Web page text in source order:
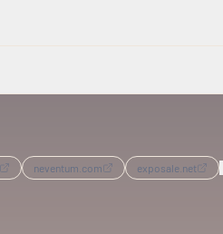
neventum.com exposale.net